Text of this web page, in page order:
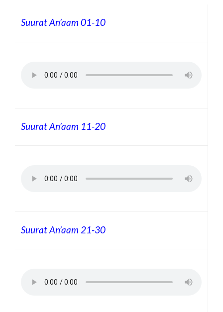
Suurat An’aam 01-10
Suurat An’aam 11-20
Suurat An’aam 21-30